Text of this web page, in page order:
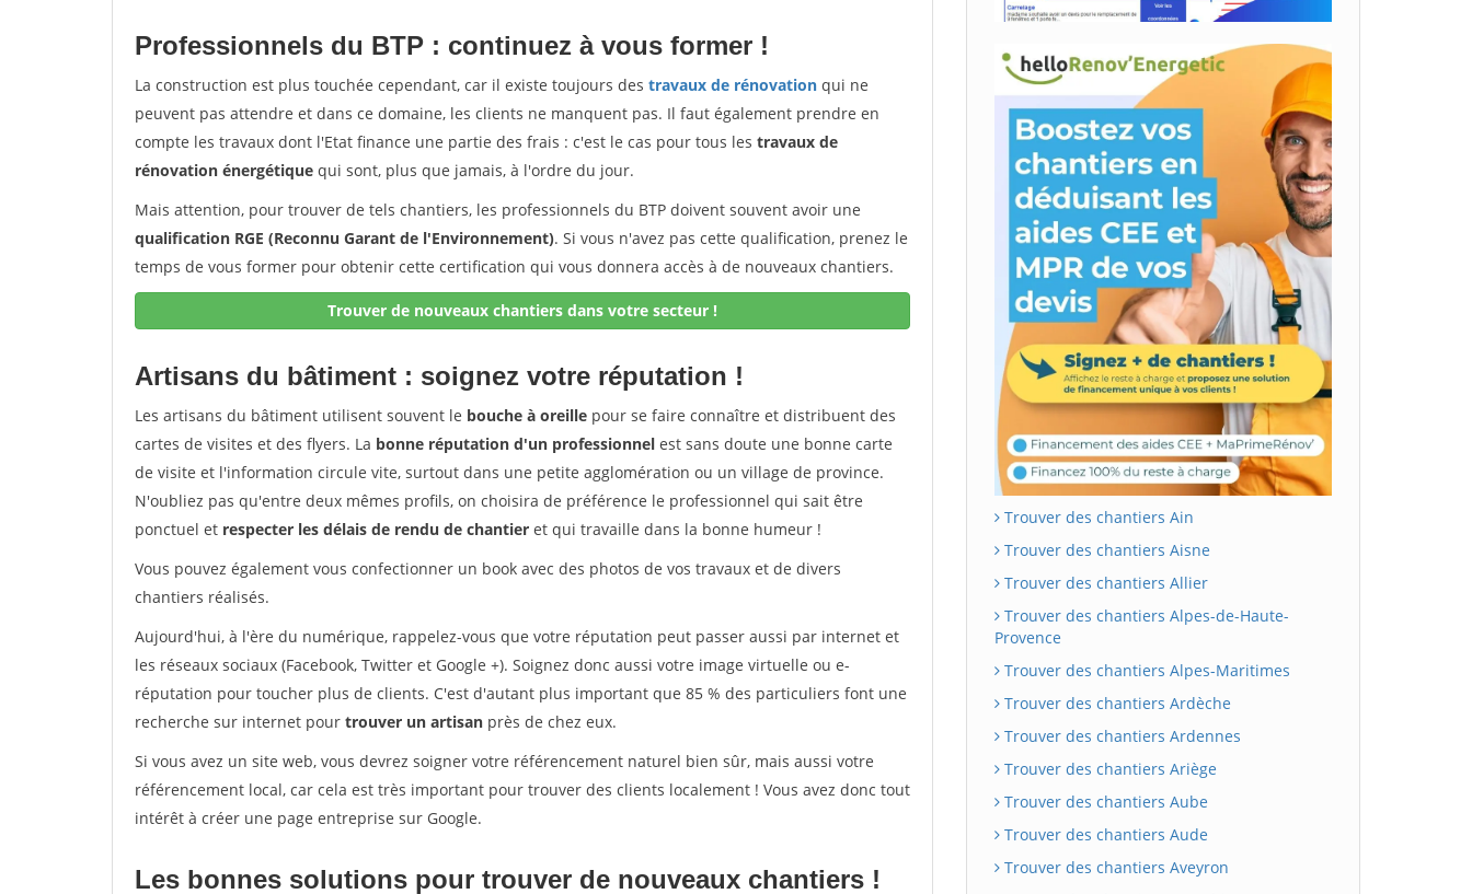
Professionnels du BTP : continuez à vous former !
La construction est plus touchée cependant, car il existe toujours des travaux de rénovation qui ne
peuvent pas attendre et dans ce domaine, les clients ne manquent pas. Il faut également prendre en
compte les travaux dont l'Etat finance une partie des frais : c'est le cas pour tous les travaux de
rénovation énergétique qui sont, plus que jamais, à l'ordre du jour.
Mais attention, pour trouver de tels chantiers, les professionnels du BTP doivent souvent avoir une
qualification RGE (Reconnu Garant de l'Environnement). Si vous n'avez pas cette qualification, prenez le
temps de vous former pour obtenir cette certification qui vous donnera accès à de nouveaux chantiers.
Trouver de nouveaux chantiers dans votre secteur !
Artisans du bâtiment : soignez votre réputation !
Les artisans du bâtiment utilisent souvent le bouche à oreille pour se faire connaître et distribuent des
cartes de visites et des flyers. La bonne réputation d'un professionnel est sans doute une bonne carte
de visite et l'information circule vite, surtout dans une petite agglomération ou un village de province.
N'oubliez pas qu'entre deux mêmes profils, on choisira de préférence le professionnel qui sait être
ponctuel et respecter les délais de rendu de chantier et qui travaille dans la bonne humeur !
Vous pouvez également vous confectionner un book avec des photos de vos travaux et de divers
chantiers réalisés.
Aujourd'hui, à l'ère du numérique, rappelez-vous que votre réputation peut passer aussi par internet et
les réseaux sociaux (Facebook, Twitter et Google +). Soignez donc aussi votre image virtuelle ou e-
réputation pour toucher plus de clients. C'est d'autant plus important que 85 % des particuliers font une
recherche sur internet pour trouver un artisan près de chez eux.
Si vous avez un site web, vous devrez soigner votre référencement naturel bien sûr, mais aussi votre
référencement local, car cela est très important pour trouver des clients localement ! Vous avez donc tout
intérêt à créer une page entreprise sur Google.
Les bonnes solutions pour trouver de nouveaux chantiers !
Trouver des chantiers Ain
Trouver des chantiers Aisne
Trouver des chantiers Allier
Trouver des chantiers Alpes-de-Haute-
Provence
Trouver des chantiers Alpes-Maritimes
Trouver des chantiers Ardèche
Trouver des chantiers Ardennes
Trouver des chantiers Ariège
Trouver des chantiers Aube
Trouver des chantiers Aude
Trouver des chantiers Aveyron